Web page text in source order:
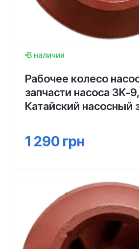
В наличии
Рабочее колесо
запчасти насоса 3К-9,
Катайский насосный
1 290 грн